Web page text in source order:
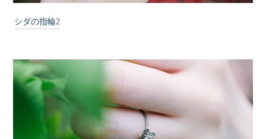
シダの指輪2